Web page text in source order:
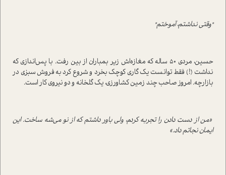
"وقتی نداشتم، آموختم"
حسین، مردی ۵۰ ساله که مغازه‌اش زیر بمباران از بین رفت. با پس‌اندازی که
نداشت (!) فقط توانست یک گاری کوچک بخرد و شروع کرد به فروش سبزی در
بازارچه. امروز صاحب چند زمین کشاورزی، یک گلخانه و دو نیروی کار است.
«من از دست دادن را تجربه کردم، ولی باور داشتم که از نو می‌شه ساخت. این
ایمان نجاتم داد.»